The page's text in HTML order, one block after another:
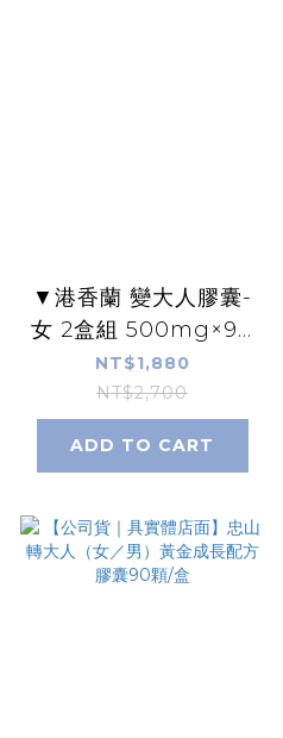
▼港香蘭 變大人膠囊-
女 2盒組 500mg×90
粒
NT$1,880
NT$2,700
ADD TO CART